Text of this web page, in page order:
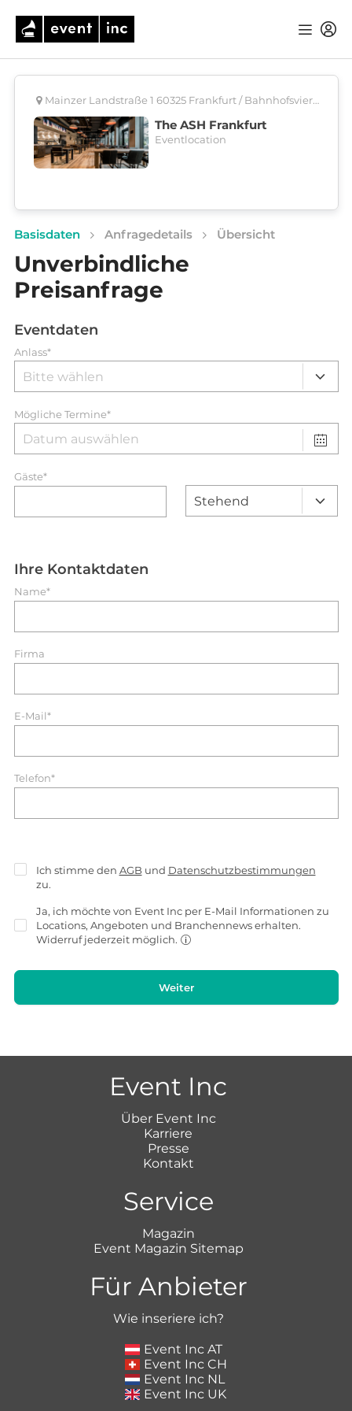
Mainzer Landstraße 1 60325 Frankfurt / Bahnhofsviertel
The ASH Frankfurt
Eventlocation
Basisdaten Anfragedetails Übersicht
Unverbindliche
Preisanfrage
Eventdaten
Anlass*
Mögliche Termine*
Gäste*
Ihre Kontaktdaten
Name*
Firma
E-Mail*
Telefon*
Ich stimme den AGB und Datenschutzbestimmungen
zu.
Ja, ich möchte von Event Inc per E-Mail Informationen zu
Locations, Angeboten und Branchennews erhalten.
Widerruf jederzeit möglich.
Weiter
Event Inc
Über Event Inc
Karriere
Presse
Kontakt
Service
Magazin
Event Magazin Sitemap
Für Anbieter
Wie inseriere ich?
Event Inc AT
Event Inc CH
Event Inc NL
Event Inc UK